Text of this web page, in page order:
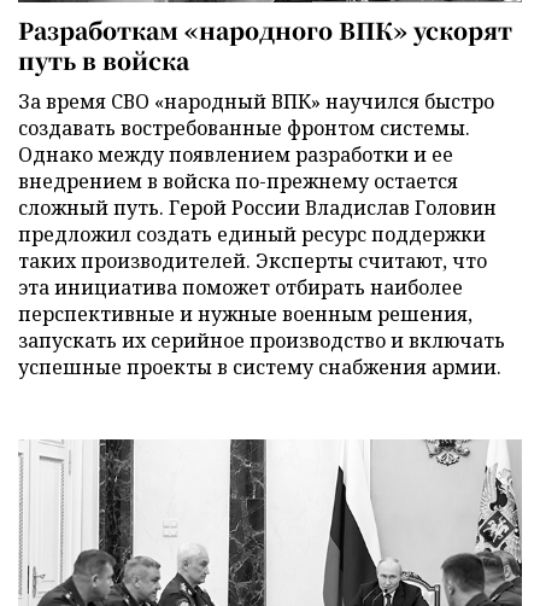
Разработкам «народного ВПК» ускорят
путь в войска
За время СВО «народный ВПК» научился быстро
создавать востребованные фронтом системы.
Однако между появлением разработки и ее
внедрением в войска по-прежнему остается
сложный путь. Герой России Владислав Головин
предложил создать единый ресурс поддержки
таких производителей. Эксперты считают, что
эта инициатива поможет отбирать наиболее
перспективные и нужные военным решения,
запускать их серийное производство и включать
успешные проекты в систему снабжения армии.